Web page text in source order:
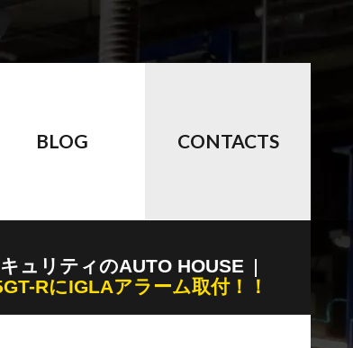
BLOG CONTACTS
ュリティのAUTO HOUSE
RにIGLAアラーム取付！！